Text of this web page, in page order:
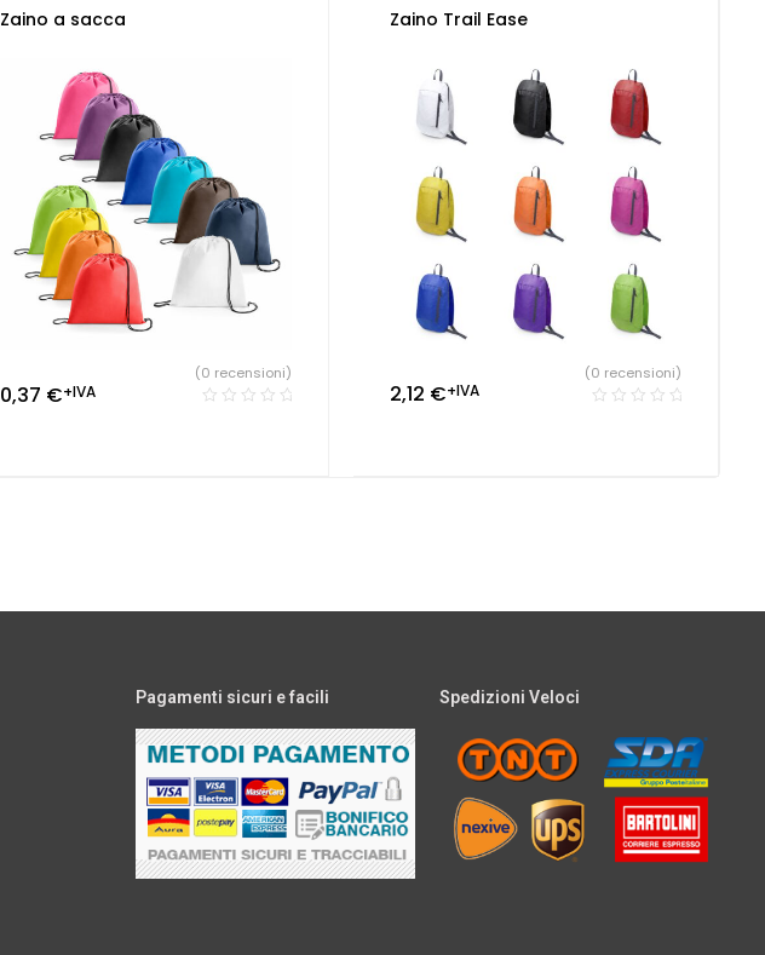
Zaini personalizzati
Zaino a sacca
0,37 €+IVA
(0 recensioni)
Zaino Trail Ease
2,12 €+IVA
(0 recensioni)
Pagamenti sicuri e facili Spedizioni Veloci